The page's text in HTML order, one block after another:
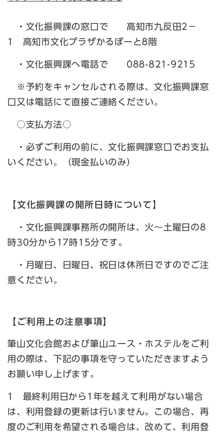
・文化振興課の窓口で 高知市九反田2－
1 高知市文化プラザかるぽーと8階
・文化振興課へ電話で 088-821-9215
※予約をキャンセルされる際は、文化振興課窓
口又は電話にて直接ご連絡ください。
○支払方法○
・必ずご利用の前に、文化振興課窓口でお支払
いください。（現金払いのみ）
【文化振興課の開所日時について】
・文化振興課事務所の開所は、火～土曜日の8
時30分から17時15分です。
・月曜日、日曜日、祝日は休所日ですのでご注
意ください。
【ご利用上の注意事項】
筆山文化会館および筆山ユース・ホステルをご利
用の際は、下記の事項を守っていただきますよう
お願い申し上げます。
1 最終利用日から1年を越えて利用がない場合
は、利用登録の更新は行いません。この場合、再
度のご利用を希望される場合は、改めて、利用登